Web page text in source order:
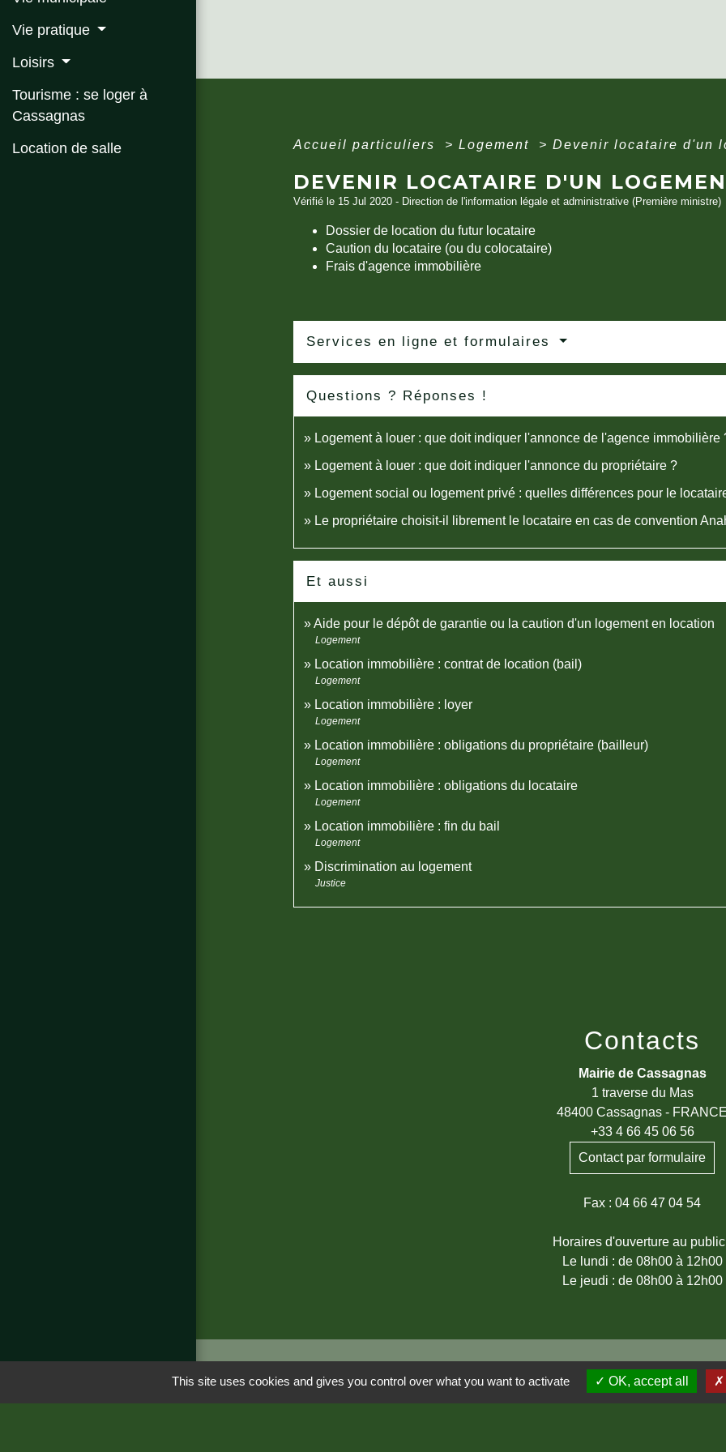
Vie pratique
Loisirs
Tourisme : se loger à
Cassagnas
Location de salle Accueil particuliers > Logement > Devenir locataire d'un
DEVENIR LOCATAIRE D'UN
Vérifié le 15 Jul 2020 - Direction de l'information légale et administrative (Première ministre)
Dossier de location du futur locataire
Caution du locataire (ou du colocataire)
Frais d'agence immobilière
Services en ligne et formulaires
Questions ? Réponses !
Logement à louer : que doit indiquer l'annonce de l'agence immobilière
Logement à louer : que doit indiquer l'annonce du propriétaire ?
Logement social ou logement privé : quelles différences pour le
Le propriétaire choisit-il librement le locataire en cas de convention
Et aussi
Aide pour le dépôt de garantie ou la caution d'un logement en location
Logement
Location immobilière : contrat de location (bail)
Logement
Location immobilière : loyer
Logement
Location immobilière : obligations du propriétaire (bailleur)
Logement
Location immobilière : obligations du locataire
Logement
Location immobilière : fin du bail
Logement
Discrimination au logement
Justice
Contacts
Mairie de Cassagnas
1 traverse du Mas
48400 Cassagnas - FRANCE
+33 4 66 45 06 56
Contact par formulaire
Fax : 04 66 47 04 54
Horaires d'ouverture au public
Le lundi : de 08h00 à 12h00
Le jeudi : de 08h00 à 12h00
Liens
This site uses cookies and gives you control over what you want to activate OK, accept all